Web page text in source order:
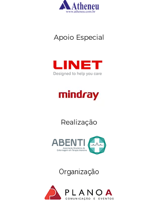
Apoio Especial
Realização
Organização